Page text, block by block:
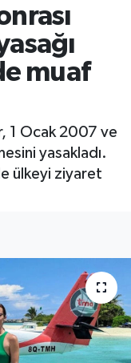
muaf
1 Ocak 2007 ve
yasakladı.
ülkeyi ziyaret